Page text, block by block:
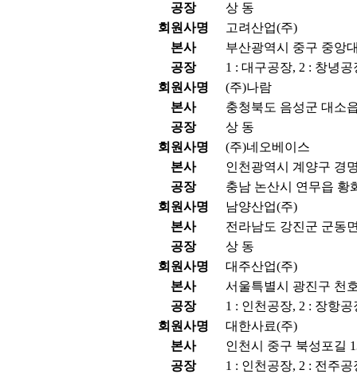
공장
상 동
회원사명
고려산업(주)
본사
부산광역시 중구 중앙
공장
1 : 대구공장, 2 : 창녕공
회원사명
(주)나람
본사
충청북도 음성군 대소
공장
상 동
회원사명
(주)네오베이스
본사
인천광역시 계양구 경
공장
충남 논산시 연무읍 황
회원사명
남양산업(주)
본사
전라남도 강진군 군동
공장
상 동
회원사명
대주산업(주)
본사
서울특별시 광진구 천
공장
1 : 인천공장, 2 : 장항공
회원사명
대한사료(주)
본사
인천시 중구 북성포길
공장
1 : 인천공장, 2 : 전주